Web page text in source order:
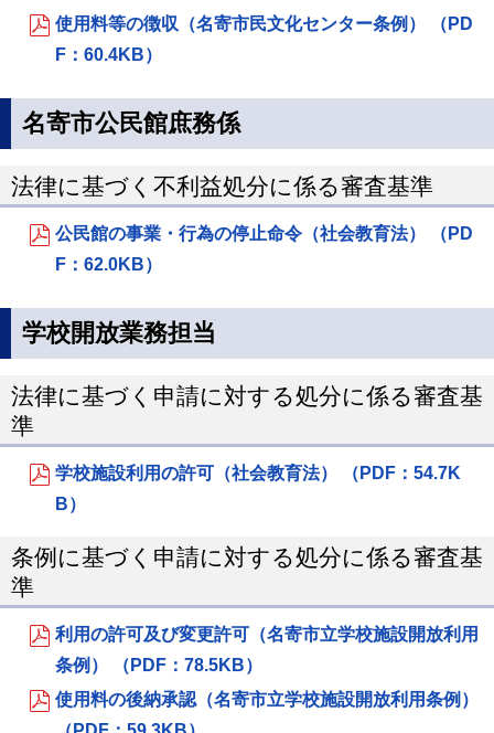
使用料等の徴収（名寄市民文化センター条例） （PD
F：60.4KB）
名寄市公民館庶務係
法律に基づく不利益処分に係る審査基準
公民館の事業・行為の停止命令（社会教育法） （PD
F：62.0KB）
学校開放業務担当
法律に基づく申請に対する処分に係る審査基
準
学校施設利用の許可（社会教育法） （PDF：54.7K
B）
条例に基づく申請に対する処分に係る審査基
準
利用の許可及び変更許可（名寄市立学校施設開放利用
条例） （PDF：78.5KB）
使用料の後納承認（名寄市立学校施設開放利用条例）